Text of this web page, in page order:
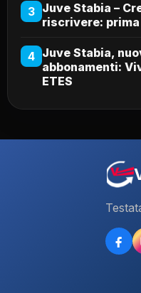
3 Juve Stabia –
riscrivere: prima
4 Juve Stabia,
abbonamenti:
ETES